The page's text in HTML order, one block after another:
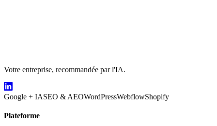
Votre entreprise, recommandée par l'IA.
Google + IASEO & AEOWordPressWebflowShopify
Plateforme